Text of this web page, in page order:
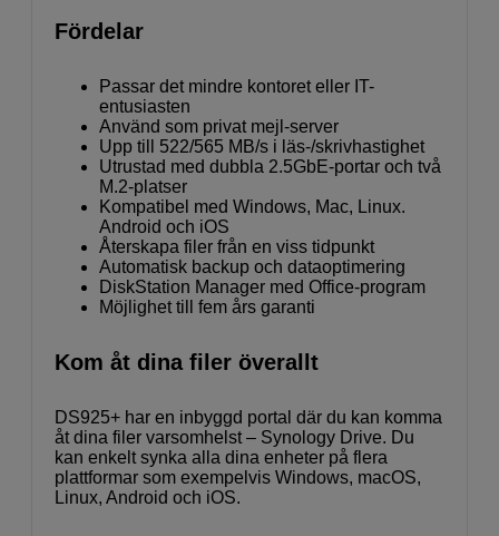
Fördelar
Passar det mindre kontoret eller IT-
entusiasten
Använd som privat mejl-server
Upp till 522/565 MB/s i läs-/skrivhastighet
Utrustad med dubbla 2.5GbE-portar och två
M.2-platser
Kompatibel med Windows, Mac, Linux.
Android och iOS
Återskapa filer från en viss tidpunkt
Automatisk backup och dataoptimering
DiskStation Manager med Office-program
Möjlighet till fem års garanti
Kom åt dina filer överallt
DS925+ har en inbyggd portal där du kan komma
åt dina filer varsomhelst – Synology Drive. Du
kan enkelt synka alla dina enheter på flera
plattformar som exempelvis Windows, macOS,
Linux, Android och iOS.